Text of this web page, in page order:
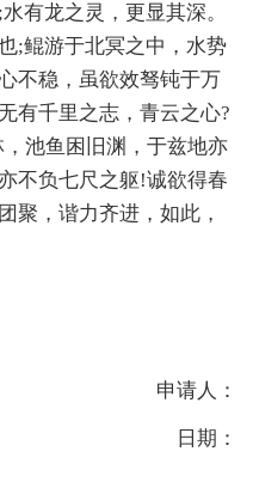
有龙之灵，更显其深。
;鲲游于北冥之中，水势
不稳，虽欲效驽钝于万
有千里之志，青云之心?
池鱼困旧渊，于兹地亦
不负七尺之躯!诚欲得春
聚，谐力齐进，如此，
申请人：
日期：